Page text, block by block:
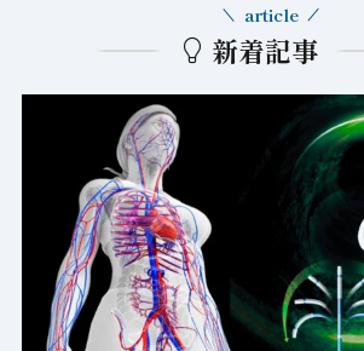
新着記事
article